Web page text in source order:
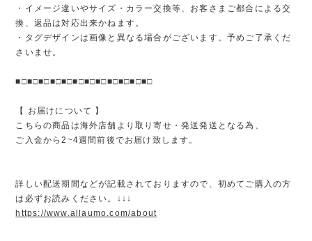
・イメージ違いやサイズ・カラー交換等、お客さまご都合による交
換、返品は対応出来かねます。
・タグデザインは画像と異なる場合がございます。予めご了承くだ
さいませ。
■□■□■□■□■□■□■□■□■□■□■□■□
【 お届けについて 】
こちらの商品は海外店舗より取り寄せ・発送発送となる為、
ご入金から2~4週間前後でお届け致します。
詳しい配送期間などが記載されておりますので、初めてご購入の方
は必ずお読みください。↓↓↓
https://www.allaumo.com/about